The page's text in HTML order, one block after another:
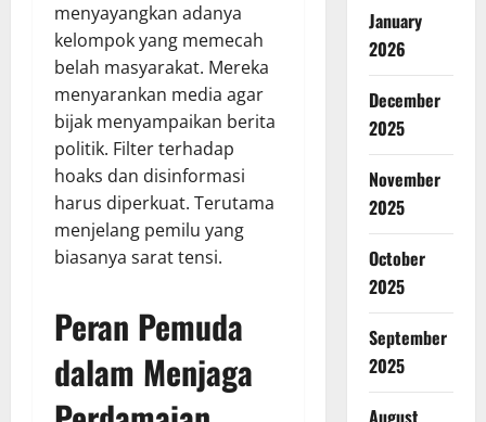
menyayangkan adanya
kelompok yang memecah
belah masyarakat. Mereka
menyarankan media agar
bijak menyampaikan berita
politik. Filter terhadap
hoaks dan disinformasi
harus diperkuat. Terutama
menjelang pemilu yang
biasanya sarat tensi.
Peran Pemuda
dalam Menjaga
January
2026
December
2025
November
2025
October
2025
September
2025
August